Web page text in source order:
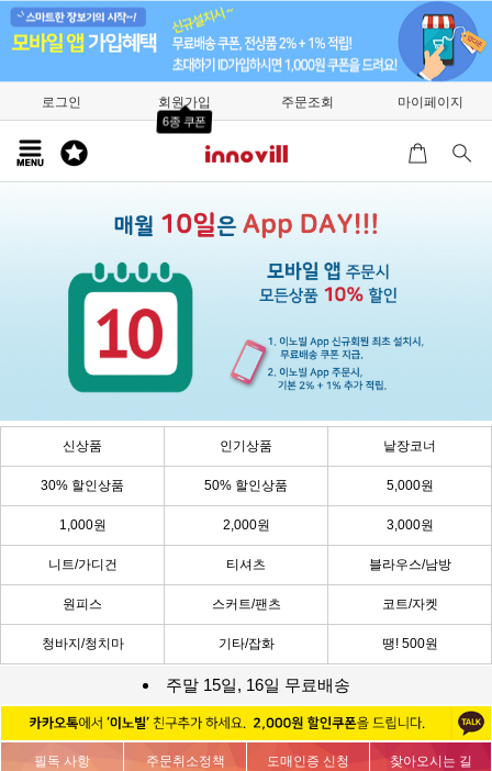
로그인 회원가입
6종 쿠폰
주문조회 마이페이지
신상품 인기상품 낱장코너
30% 할인상품 50% 할인상품 5,000원
1,000원 2,000원 3,000원
니트/가디건 티셔츠 블라우스/남방
원피스 스커트/팬츠 코트/자켓
청바지/청치마 기타/잡화 땡! 500원
주말 15일, 16일 무료배송
필독 사항 주문취소정책 도매인증 신청 찾아오시는 길